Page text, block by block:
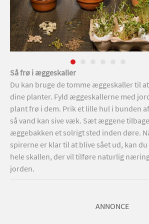
Så frø i æggeskaller
Du kan bruge de tomme æggeskaller til
dine planter. Fyld æggeskallerne med
plant frø i dem. Prik et lille hul i bunden
så vand kan sive væk. Sæt æggene
æggebakken et solrigt sted inden døre.
spirerne er klar til at blive sået ud, kan
hele skallen, der vil tilføre naturlig
jorden.
ANNONCE